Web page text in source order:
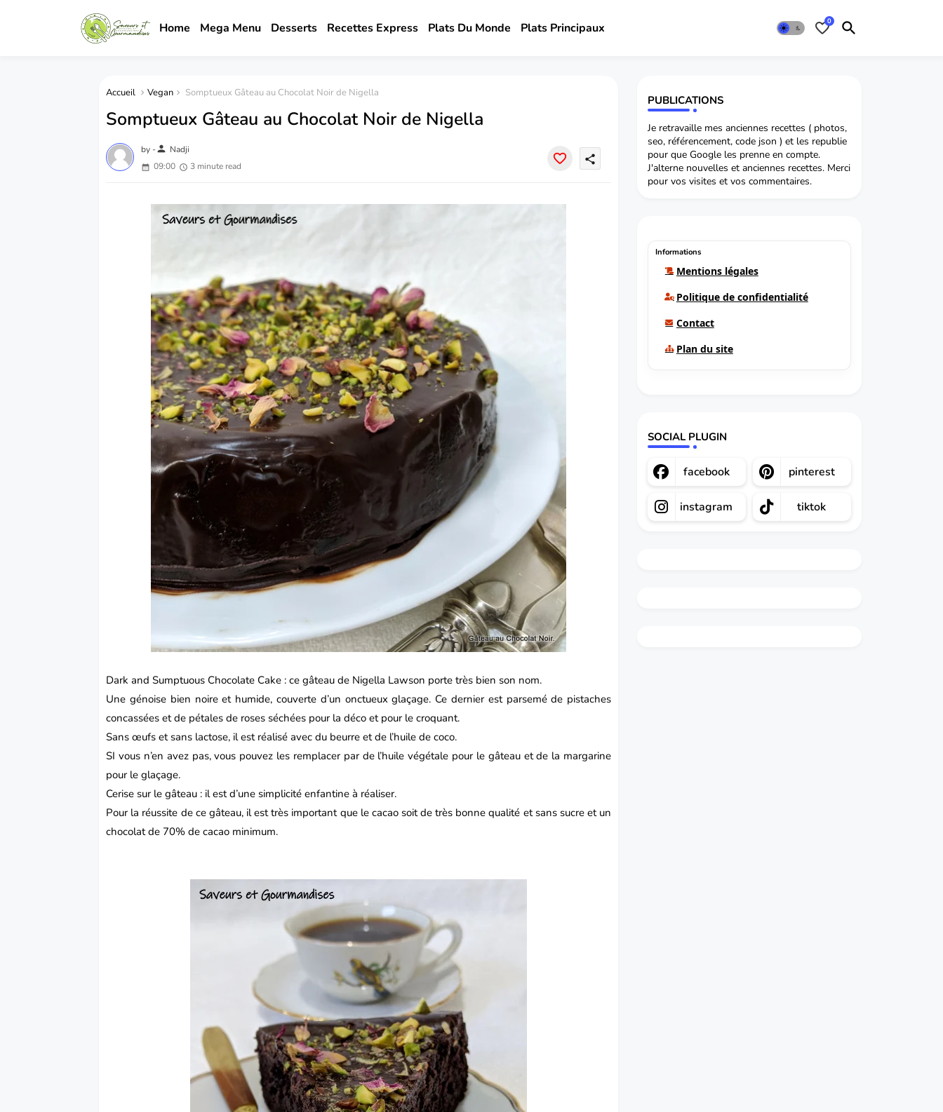
Home Mega Menu Desserts Recettes Express Plats Du Monde Plats Principaux 0
Accueil Vegan Somptueux Gâteau au Chocolat Noir de Nigella
Somptueux Gâteau au Chocolat Noir de Nigella
by -person Nadji
09:00
3 minute read
share
Dark and Sumptuous Chocolate Cake : cegâteau de Nigella Lawson porte très bien son nom.
Une génoise bien noire et humide, couverte d’un onctueux glaçage. Ce dernier est parsemé de pistaches
concassées et de pétales de roses séchées pour la déco et pour le croquant.
Sans œufs et sans lactose, il est réalisé avec du beurre et de l’huile de coco.
SI vous n’en avez pas, vous pouvez les remplacer par de l’huile végétale pour le gâteau et de la margarine
pour le glaçage.
Cerise sur le gâteau : il est d’une simplicité enfantine à réaliser.
Pour la réussite de ce gâteau, il est très important que le cacao soit de très bonne qualité et sans sucre et un
chocolat de 70% de cacao minimum.
PUBLICATIONS
Je retravaille mes anciennes recettes ( photos,
seo, référencement, code json ) et les republie
pour que Google les prenne en compte.
J'alterne nouvelles et anciennes recettes. Merci
pour vos visites et vos commentaires.
Informations
Mentions légales
Politique de confidentialité
Contact
Plan du site
SOCIAL PLUGIN
facebook pinterest
instagram tiktok